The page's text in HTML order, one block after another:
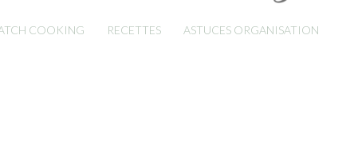
COOKING RECETTES ASTUCES ORGANISATION